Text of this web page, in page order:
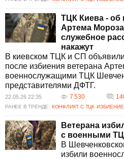
ТЦК Киева - об
Артема
служебное
накажут
В киевском ТЦК и СП
после избиения ветерана
военнослужащими ТЦК
представителями ДФТГ.
22.05.26 22:35 7 530
РАНЕЕ В ТРЕНДЕ: КОНФЛИКТ С ТЦК
Ветерана
с военными
В
избили